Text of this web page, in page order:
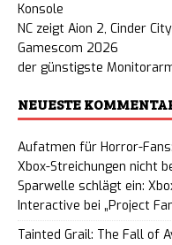
Konsole
NC zeigt Aion 2, Cinder
Gamescom 2026
der günstigste
NEUESTE
Aufatmen für Horror-
Xbox-Streichungen nicht
Sparwelle schlägt ein:
Interactive bei „Project
Tainted Grail: The Fall of